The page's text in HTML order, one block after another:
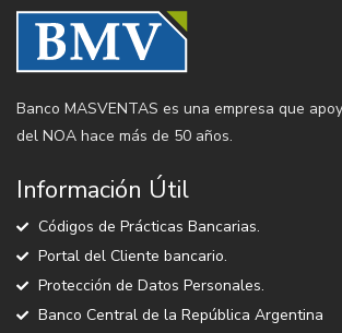
Banco MASVENTAS es una empresa que
del NOA hace más de 50 años.
Información Útil
Códigos de Prácticas Bancarias.
Portal del Cliente bancario.
Protección de Datos Personales.
Banco Central de la República Argentina